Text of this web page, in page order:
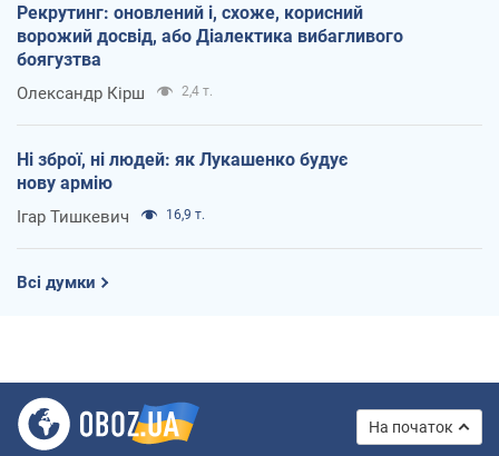
Рекрутинг: оновлений і, схоже, корисний
ворожий досвід, або Діалектика вибагливого
боягузтва
Олександр Кірш 2,4 т.
Ні зброї, ні людей: як Лукашенко будує
нову армію
Ігар Тишкевич 16,9 т.
Всі думки
На початок